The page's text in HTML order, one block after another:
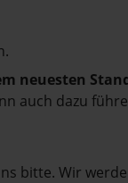
neuesten
auch dazu
bitte. Wir